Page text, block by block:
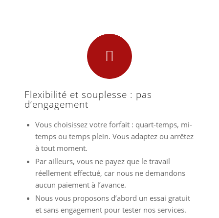
Flexibilité et souplesse : pas
d’engagement
Vous choisissez votre forfait : quart-temps, mi-
temps ou temps plein. Vous adaptez ou arrêtez
à tout moment.
Par ailleurs, vous ne payez que le travail
réellement effectué, car nous ne demandons
aucun paiement à l’avance.
Nous vous proposons d’abord un essai gratuit
et sans engagement pour tester nos services.